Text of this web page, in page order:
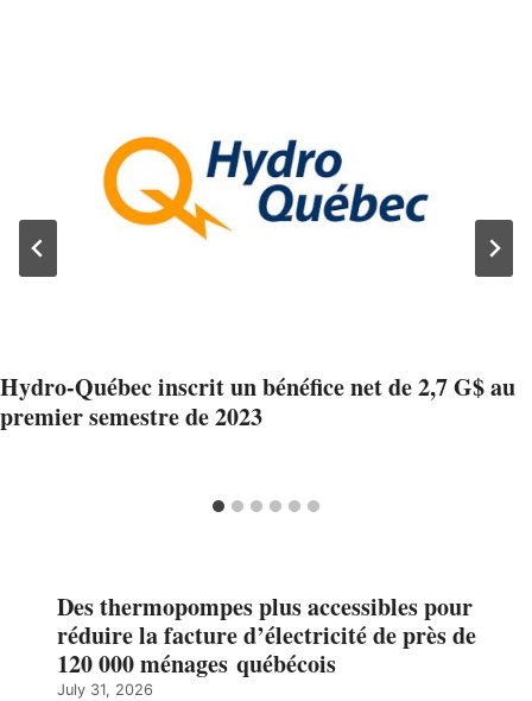
Hydro-Québec inscrit un bénéfice net de 2,7 G$ au
premier semestre de 2023
Des thermopompes plus accessibles pour
réduire la facture d’électricité de près de
120 000 ménages québécois
July 31, 2026